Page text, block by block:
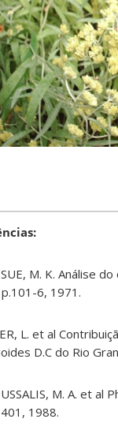
M. K. Análise
6, 1971.
L. et al
D.C do Rio
M. A. et al
1988.